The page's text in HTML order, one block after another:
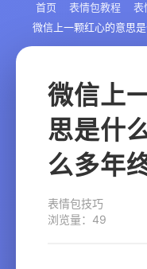
首页 表情包教程
表
微信上一颗红心的意思
微信上
思是什
么多年
表情包技巧
浏览量：49